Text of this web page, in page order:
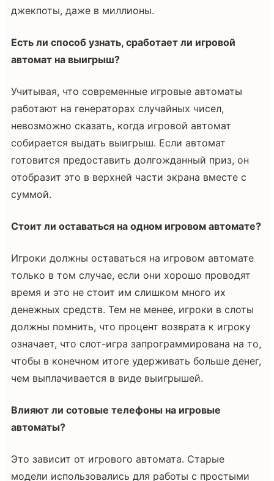
джекпоты, даже в миллионы.
Есть ли способ узнать, сработает ли игровой
автомат на выигрыш?
Учитывая, что современные игровые автоматы
работают на генераторах случайных чисел,
невозможно сказать, когда игровой автомат
собирается выдать выигрыш. Если автомат
готовится предоставить долгожданный приз, он
отобразит это в верхней части экрана вместе с
суммой.
Стоит ли оставаться на одном игровом автомате?
Игроки должны оставаться на игровом автомате
только в том случае, если они хорошо проводят
время и это не стоит им слишком много их
денежных средств. Тем не менее, игроки в слоты
должны помнить, что процент возврата к игроку
означает, что слот-игра запрограммирована на то,
чтобы в конечном итоге удерживать больше денег,
чем выплачивается в виде выигрышей.
Влияют ли сотовые телефоны на игровые
автоматы?
Это зависит от игрового автомата. Старые
модели использовались для работы с простыми